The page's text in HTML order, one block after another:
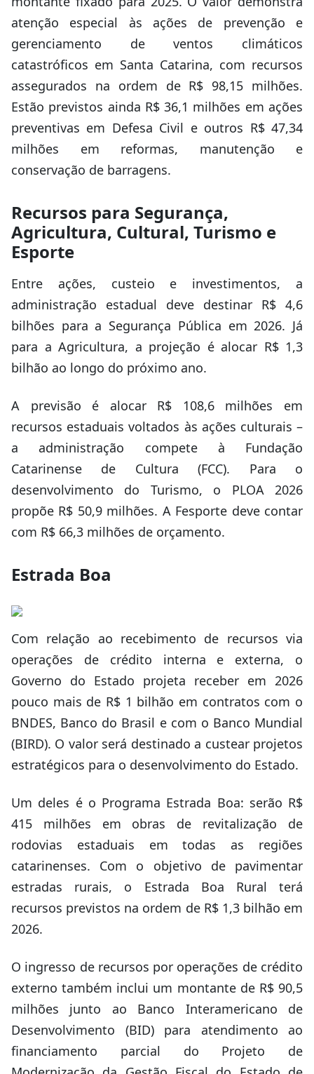
atenção especial às ações de prevenção e
gerenciamento de ventos climáticos
catastróficos em Santa Catarina, com recursos
assegurados na ordem de R$ 98,15 milhões.
Estão previstos ainda R$ 36,1 milhões em ações
preventivas em Defesa Civil e outros R$ 47,34
milhões em reformas, manutenção e
conservação de barragens.
Recursos para Segurança,
Agricultura, Cultural, Turismo e
Esporte
Entre ações, custeio e investimentos, a
administração estadual deve destinar R$ 4,6
bilhões para a Segurança Pública em 2026. Já
para a Agricultura, a projeção é alocar R$ 1,3
bilhão ao longo do próximo ano.
A previsão é alocar R$ 108,6 milhões em
recursos estaduais voltados às ações culturais –
a administração compete à Fundação
Catarinense de Cultura (FCC). Para o
desenvolvimento do Turismo, o PLOA 2026
propõe R$ 50,9 milhões. A Fesporte deve contar
com R$ 66,3 milhões de orçamento.
Estrada Boa
Com relação ao recebimento de recursos via
operações de crédito interna e externa, o
Governo do Estado projeta receber em 2026
pouco mais de R$ 1 bilhão em contratos com o
BNDES, Banco do Brasil e com o Banco Mundial
(BIRD). O valor será destinado a custear projetos
estratégicos para o desenvolvimento do Estado.
Um deles é o Programa Estrada Boa: serão R$
415 milhões em obras de revitalização de
rodovias estaduais em todas as regiões
catarinenses. Com o objetivo de pavimentar
estradas rurais, o Estrada Boa Rural terá
recursos previstos na ordem de R$ 1,3 bilhão em
2026.
O ingresso de recursos por operações de crédito
externo também inclui um montante de R$ 90,5
milhões junto ao Banco Interamericano de
Desenvolvimento (BID) para atendimento ao
financiamento parcial do Projeto de